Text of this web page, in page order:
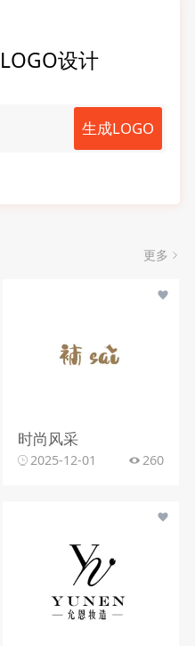
设计
生成LOGO
更多
时尚风采
2025-12-01 260